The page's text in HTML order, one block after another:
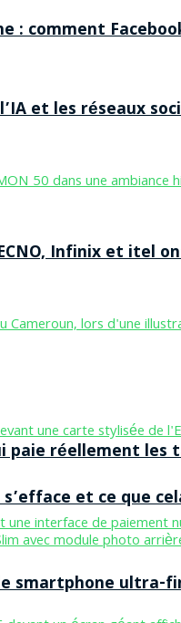
et les réseaux
Infinix et itel
paie réellement
: comment
et ce que
le smartphone